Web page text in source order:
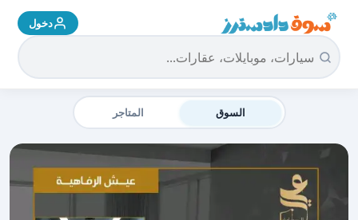
سوق دادسترز الرئيسية دخول
السوق المتاجر